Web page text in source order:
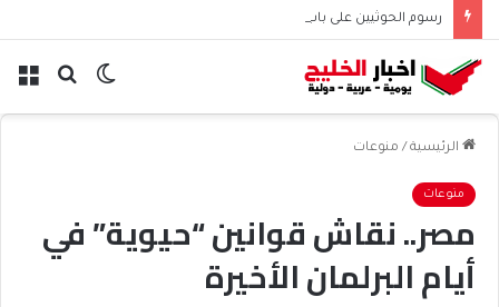
رسوم الحوثيين على باب المندب تعيد حسابات مخاطر الملاحة
بحث الوضع
الرئيسية / منوعات
منوعات
مصر.. نقاش قوانين “حيوية” في
أيام البرلمان الأخيرة